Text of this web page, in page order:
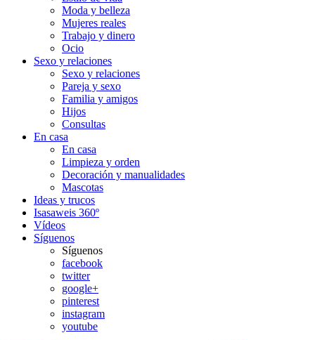
Moda y belleza
Mujeres reales
Trabajo y dinero
Ocio
Sexo y relaciones
Sexo y relaciones
Pareja y sexo
Familia y amigos
Hijos
Consultas
En casa
En casa
Limpieza y orden
Decoración y manualidades
Mascotas
Ideas y trucos
Isasaweis 360º
Vídeos
Síguenos
Síguenos
facebook
twitter
google+
pinterest
instagram
youtube